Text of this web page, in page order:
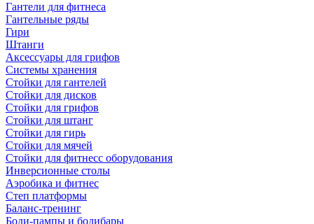
Гантели для фитнеса
Гантельные ряды
Гири
Штанги
Аксессуары для грифов
Системы хранения
Стойки для гантелей
Стойки для дисков
Стойки для грифов
Стойки для штанг
Стойки для гирь
Стойки для мячей
Стойки для фитнесс оборудования
Инверсионные столы
Аэробика и фитнес
Степ платформы
Баланс-тренинг
Боди-пампы и бодибары